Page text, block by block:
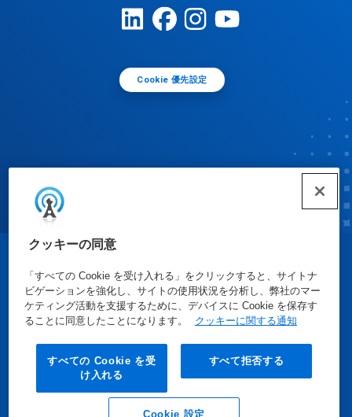
クッキーの同意
「すべての Cookie を受け入れる」をクリックすると、サイトナ
ビゲーションを強化し、サイトの使用状況を分析し、弊社のマー
ケティング活動を支援するために、デバイスに Cookie を保存す
ることに同意したことになります。
クッキーに関する通知
すべての Cookie を受
け入れる
すべて拒否する
Cookie 設定
Cookie 優先設定
© Ecolab Inc. 2025
安全データシート|プライバシーポリシー|利用規約